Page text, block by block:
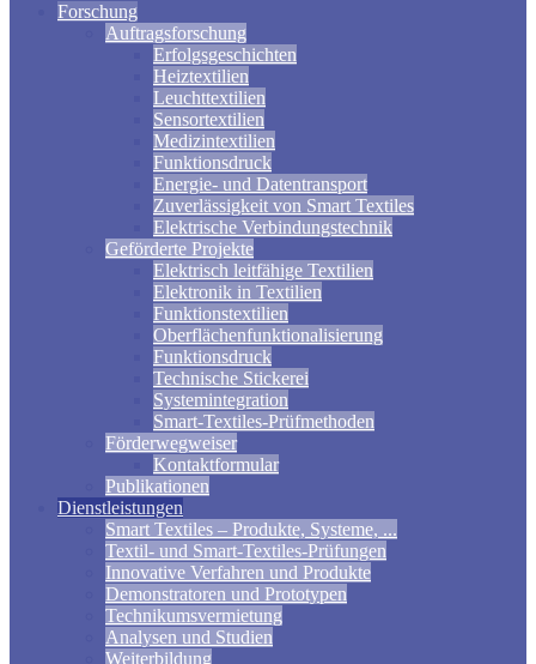
Forschung
Auftragsforschung
Erfolgsgeschichten
Heiztextilien
Leuchttextilien
Sensortextilien
Medizintextilien
Funktionsdruck
Energie- und Datentransport
Zuverlässigkeit von Smart Textiles
Elektrische Verbindungstechnik
Geförderte Projekte
Elektrisch leitfähige Textilien
Elektronik in Textilien
Funktionstextilien
Oberflächenfunktionalisierung
Funktionsdruck
Technische Stickerei
Systemintegration
Smart-Textiles-Prüfmethoden
Förderwegweiser
Kontaktformular
Publikationen
Dienstleistungen
Smart Textiles – Produkte, Systeme, ...
Textil- und Smart-Textiles-Prüfungen
Innovative Verfahren und Produkte
Demonstratoren und Prototypen
Technikumsvermietung
Analysen und Studien
Weiterbildung